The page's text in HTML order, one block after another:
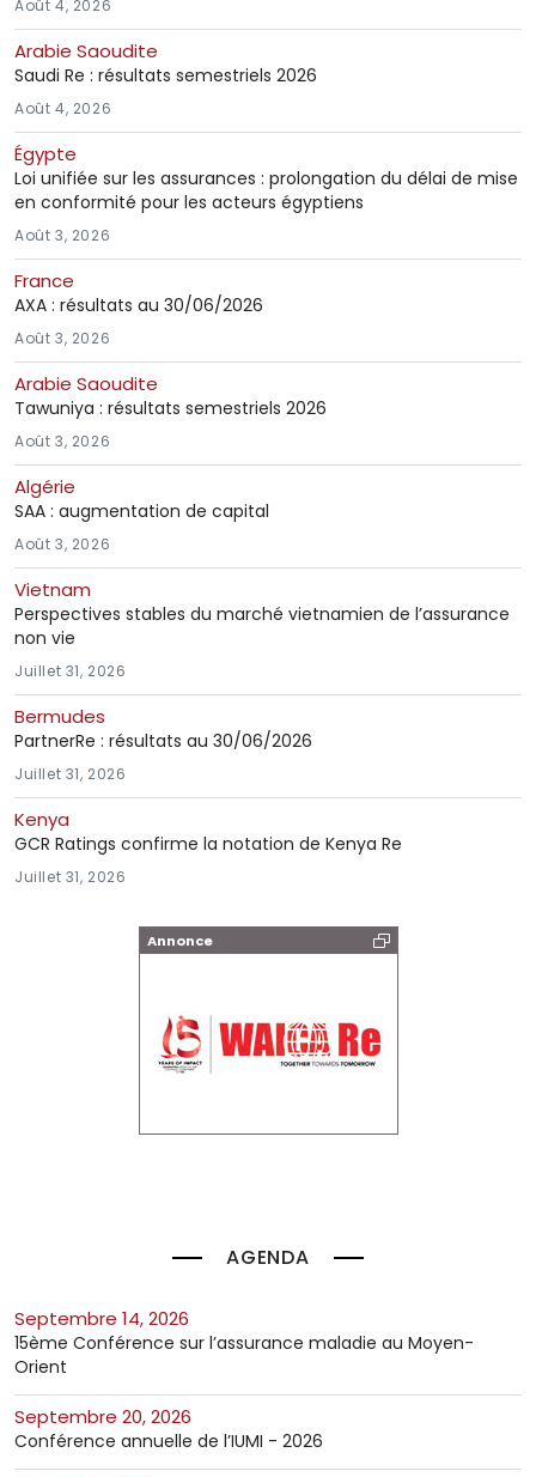
Annonce
AGENDA
septembre 14, 2026
15ème Conférence sur l’assurance maladie au Moyen-
Orient
septembre 20, 2026
Conférence annuelle de l’IUMI - 2026
Août 4, 2026
Arabie Saoudite
Saudi Re : résultats semestriels 2026
Août 4, 2026
Égypte
Loi unifiée sur les assurances : prolongation du délai de mise
en conformité pour les acteurs égyptiens
Août 3, 2026
France
AXA : résultats au 30/06/2026
Août 3, 2026
Arabie Saoudite
Tawuniya : résultats semestriels 2026
Août 3, 2026
Algérie
SAA : augmentation de capital
Août 3, 2026
Vietnam
Perspectives stables du marché vietnamien de l’assurance
non vie
Juillet 31, 2026
Bermudes
PartnerRe : résultats au 30/06/2026
Juillet 31, 2026
Kenya
GCR Ratings confirme la notation de Kenya Re
Juillet 31, 2026